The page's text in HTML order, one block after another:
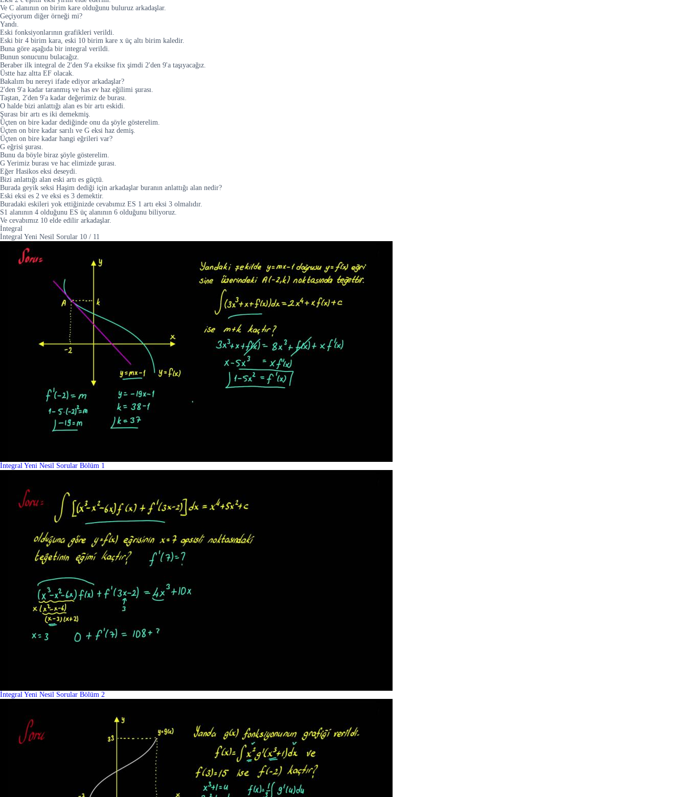
Ve C alanının on birim kare olduğunu buluruz arkadaşlar.
Geçiyorum diğer örneği mi?
Yandı.
Eski fonksiyonlarının grafikleri verildi.
Eski bir 4 birim kara, eski 10 birim kare x üç altı birim kaledir.
Buna göre aşağıda bir integral verildi.
Bunun sonucunu bulacağız.
Beraber ilk integral de 2'den 9'a eksikse fix şimdi 2'den 9'a taşıyacağız.
Üstte haz altta EF olacak.
Bakalım bu nereyi ifade ediyor arkadaşlar?
2'den 9'a kadar taranmış ve has ev haz eğilimi şurası.
Taştan, 2'den 9'a kadar değerimiz de burası.
O halde bizi anlattığı alan es bir artı eskidi.
Şurası bir artı es iki demekmiş.
Üçten on bire kadar dediğinde onu da şöyle gösterelim.
Üçten on bire kadar sarılı ve G eksi haz demiş.
Üçten on bire kadar hangi eğrileri var?
G eğrisi şurası.
Bunu da böyle biraz şöyle gösterelim.
G Yerimiz burası ve hac elimizde şurası.
Eğer Hasikos eksi deseydi.
Bizi anlattığı alan eski artı es güçtü.
Burada geyik seksi Haşim dediği için arkadaşlar buranın anlattığı alan nedir?
Eski eksi es 2 ve eksi es 3 demektir.
Buradaki eskileri yok ettiğinizde cevabımız ES 1 artı eksi 3 olmalıdır.
S1 alanının 4 olduğunu ES üç alanının 6 olduğunu biliyoruz.
Ve cevabımız 10 elde edilir arkadaşlar.
İntegral
İntegral Yeni Nesil Sorular 10 / 11
İntegral Yeni Nesil Sorular Bölüm 1
İntegral Yeni Nesil Sorular Bölüm 2